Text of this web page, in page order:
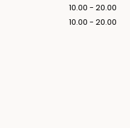
10.00 - 20.00
10.00 - 20.00